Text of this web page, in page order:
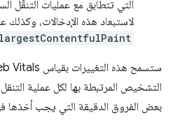
التي تتطابق مع عمليات التنقّل
لاستبعاد هذه الإدخالات،
largestContentfulPaint
التشخيص المرتبطة بها لكل عملية
بعض الفروق الدقيقة التي يجب أخذها في